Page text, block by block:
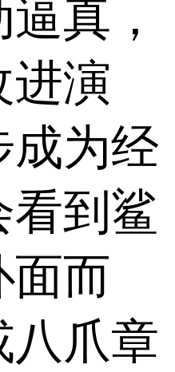
真，
进演
成为经
看到鲨
面而
八爪章